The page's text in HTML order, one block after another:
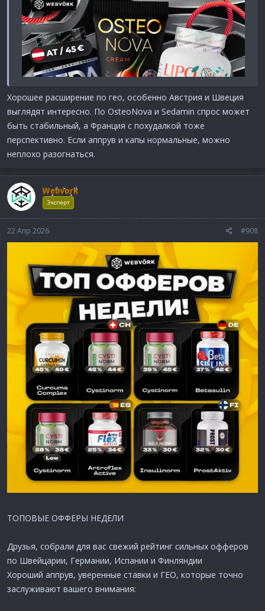
МАССОВОЕ ОБНОВЛЕНИЕ ГЕО – ЛОВИ НОВЫЕ ВОЗМОЖНОСТИ!
Друзья, открываем сразу несколько новых направлений —
OsteoNova – здоровье суставов
Швеция — от 38€
Lipoketonic – похудение и ускорение метаболизма
Франция — от 33€
Хорошее расширение по гео, особенно Австрия и Швеция
выглядят интересно. По OsteoNova и Sedamin спрос может
быть стабильный, а Франция с похудалкой тоже
перспективно. Если аппрув и капы нормальные, можно
неплохо разогнаться.
Webvork
Эксперт
22 Апр 2026 #908
ТОПОВЫЕ ОФФЕРЫ НЕДЕЛИ
Друзья, собрали для вас свежий рейтинг сильных офферов
по Швейцарии, Германии, Испании и Финляндии
Хороший аппрув, уверенные ставки и ГЕО, которые точно
заслуживают вашего внимания: